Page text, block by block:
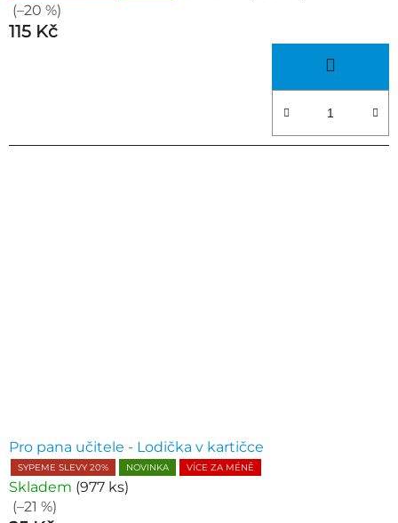
(–20 %)
115 Kč
Pro pana učitele - Lodička v kartičce
SYPEME SLEVY 20% NOVINKA VÍCE ZA MÉNĚ
Skladem (977 ks)
(–21 %)